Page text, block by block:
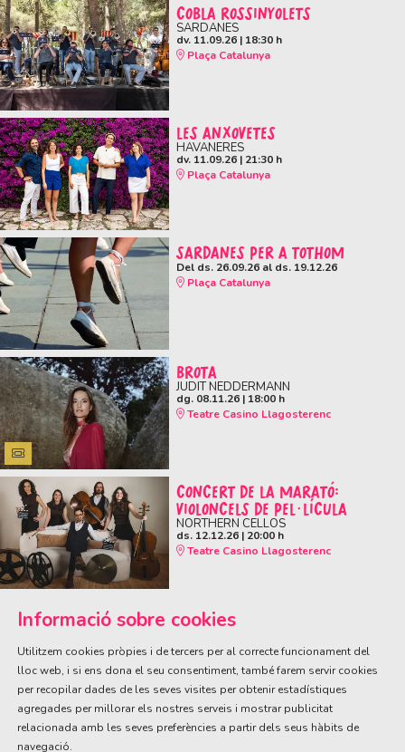
COBLA ROSSINYOLETS
SARDANES
dv. 11.09.26| 18:30 h
Plaça Catalunya
LES ANXOVETES
HAVANERES
dv. 11.09.26| 21:30 h
Plaça Catalunya
SARDANES PER A TOTHOM
Del ds. 26.09.26al ds. 19.12.26
Plaça Catalunya
BROTA
JUDIT NEDDERMANN
dg. 08.11.26| 18:00 h
Teatre Casino Llagosterenc
CONCERT DE LA MARATÓ:
VIOLONCELS DE PEL·LÍCULA
NORTHERN CELLOS
ds. 12.12.26| 20:00 h
Teatre Casino Llagosterenc
ÀREA DE CULTURA
Olivareta, 38 · T. 972 83 00 05
cultura@llagostera.cat
Informació sobre cookies
Utilitzem cookies pròpies i de tercers per al correcte funcionament del
lloc web, i si ens dona el seu consentiment, també farem servir cookies
per recopilar dades de les seves visites per obtenir estadístiques
agregades per millorar els nostres serveis i mostrar publicitat
relacionada amb les seves preferències a partir dels seus hàbits de
navegació.